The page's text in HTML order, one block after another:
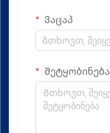
Ვაცაპ
Შეტყობინება